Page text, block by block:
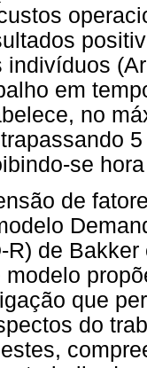
indivíduos
em
no
se
de
R) de
que
do